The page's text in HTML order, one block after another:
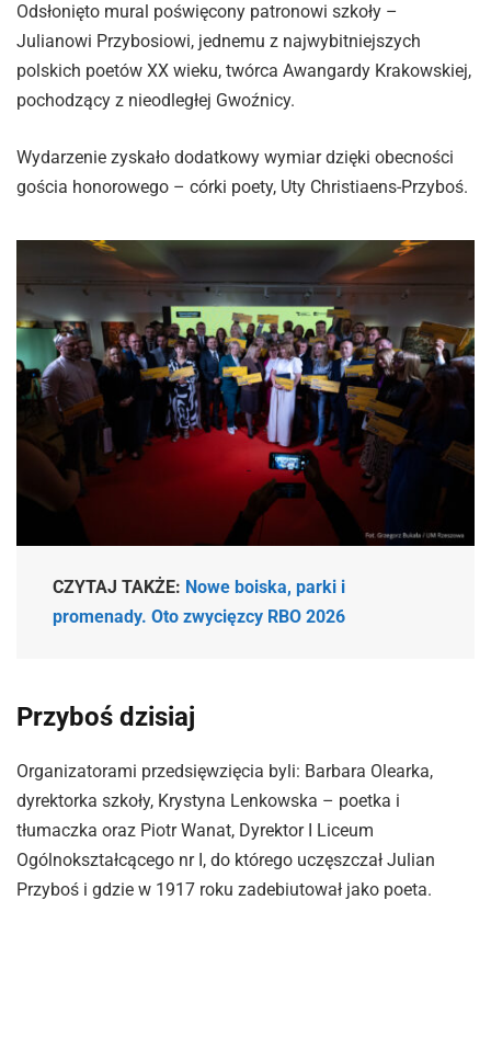
Odsłonięto mural poświęcony patronowi szkoły –
Julianowi Przybosiowi, jednemu z najwybitniejszych
polskich poetów XX wieku, twórca Awangardy Krakowskiej,
pochodzący z nieodległej Gwoźnicy.
Wydarzenie zyskało dodatkowy wymiar dzięki obecności
gościa honorowego – córki poety, Uty Christiaens-Przyboś.
CZYTAJ TAKŻE: Nowe boiska, parki i
promenady. Oto zwycięzcy RBO 2026
Przyboś dzisiaj
Organizatorami przedsięwzięcia byli: Barbara Olearka,
dyrektorka szkoły, Krystyna Lenkowska – poetka i
tłumaczka oraz Piotr Wanat, Dyrektor I Liceum
Ogólnokształcącego nr I, do którego uczęszczał Julian
Przyboś i gdzie w 1917 roku zadebiutował jako poeta.